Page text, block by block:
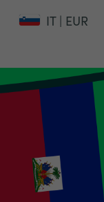
IT | EUR